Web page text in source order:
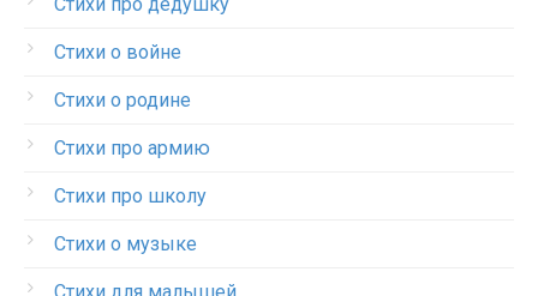
Стихи о войне
Стихи о родине
Стихи про армию
Стихи про школу
Стихи о музыке